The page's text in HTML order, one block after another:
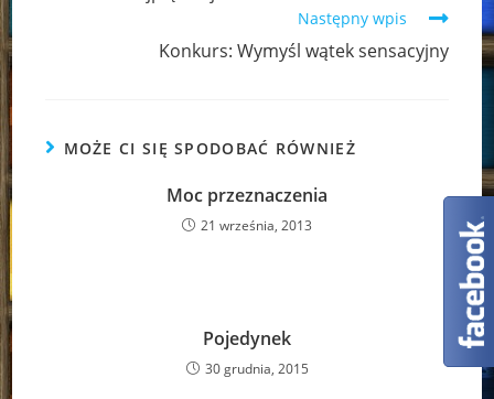
Następny wpis
Konkurs: Wymyśl wątek sensacyjny
MOŻE CI SIĘ SPODOBAĆ RÓWNIEŻ
Moc przeznaczenia
21 września, 2013
Pojedynek
30 grudnia, 2015